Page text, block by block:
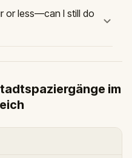
or less—can I still do
im